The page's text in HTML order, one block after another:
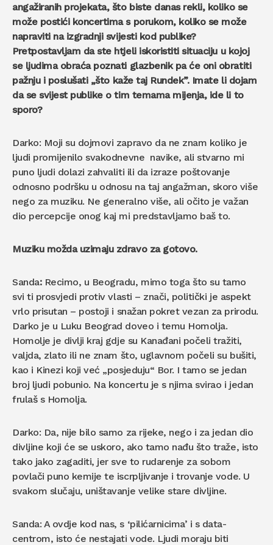
angažiranih projekata, što biste danas rekli, koliko se
može postići koncertima s porukom, koliko se može
napraviti na izgradnji svijesti kod publike?
Pretpostavljam da ste htjeli iskoristiti situaciju u kojoj
se ljudima obraća poznati glazbenik pa će oni obratiti
pažnju i poslušati „što kaže taj Rundek”. Imate li dojam
da se svijest publike o tim temama mijenja, ide li to
sporo?
Darko: Moji su dojmovi zapravo da ne znam koliko je
ljudi promijenilo svakodnevne navike, ali stvarno mi
puno ljudi dolazi zahvaliti ili da izraze poštovanje
odnosno podršku u odnosu na taj angažman, skoro više
nego za muziku. Ne generalno više, ali očito je važan
dio percepcije onog kaj mi predstavljamo baš to.
Muziku možda uzimaju zdravo za gotovo.
Sanda: Recimo, u Beogradu, mimo toga što su tamo
svi ti prosvjedi protiv vlasti – znači, politički je aspekt
vrlo prisutan – postoji i snažan pokret vezan za prirodu.
Darko je u Luku Beograd doveo i temu Homolja.
Homolje je divlji kraj gdje su Kanađani počeli tražiti,
valjda, zlato ili ne znam što, uglavnom počeli su bušiti,
kao i Kinezi koji već „posjeduju“ Bor. I tamo se jedan
broj ljudi pobunio. Na koncertu je s njima svirao i jedan
frulaš s Homolja.
Darko: Da, nije bilo samo za rijeke, nego i za jedan dio
divljine koji će se uskoro, ako tamo nađu što traže, isto
tako jako zagaditi, jer sve to rudarenje za sobom
povlači puno kemije te iscrpljivanje i trovanje vode. U
svakom slučaju, uništavanje velike stare divljine.
Sanda: A ovdje kod nas, s ‘pilićarnicima’ i s data-
centrom, isto će nestajati vode. Ljudi moraju biti